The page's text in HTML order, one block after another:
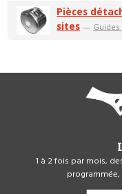
Pièces
sites —
1 à 2 fois par mois,